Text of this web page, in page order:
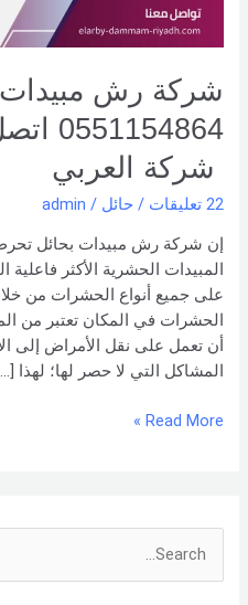
شركة رش مبيدات
شركة العربي
22 تعليقات / حائل /
admin
إن شركة رش مبيدات بحائل
المبيدات الحشرية الأكثر
على جميع أنواع الحشرات من
الحشرات في المكان تعتبر من
أن تعمل على نقل الأمراض إلى
المشاكل التي لا حصر لها؛ لهذا […]
شركة العربي
Read More »